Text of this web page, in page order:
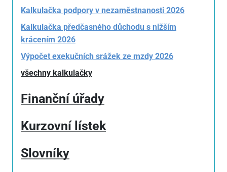
Kalkulačka podpory v nezaměstnanosti 2026
Kalkulačka předčasného důchodu s nižším
krácením 2026
Výpočet exekučních srážek ze mzdy 2026
všechny kalkulačky
Finanční úřady
Kurzovní lístek
Slovníky